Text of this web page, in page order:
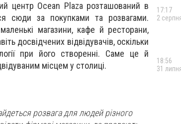
центр Ocean Plaza розташований в
сюди за покупками та розвагами.
магазини, кафе й ресторани,
досвідчених відвідувачів, оскільки
при його створенні. Саме це й
місцем у столиці.
розвага для людей різного
17:17
2
18:56
31